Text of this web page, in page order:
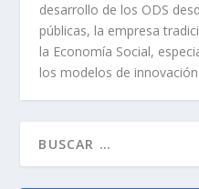
desarrollo de los ODS
públicas, la empresa
la Economía Social,
los modelos de